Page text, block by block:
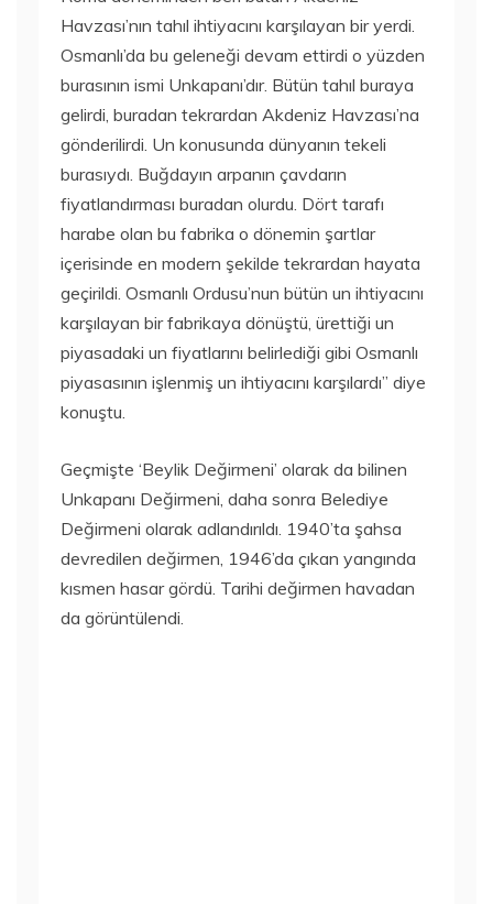
Havzası’nın tahıl ihtiyacını karşılayan bir yerdi.
Osmanlı’da bu geleneği devam ettirdi o yüzden
burasının ismi Unkapanı’dır. Bütün tahıl buraya
gelirdi, buradan tekrardan Akdeniz Havzası’na
gönderilirdi. Un konusunda dünyanın tekeli
burasıydı. Buğdayın arpanın çavdarın
fiyatlandırması buradan olurdu. Dört tarafı
harabe olan bu fabrika o dönemin şartlar
içerisinde en modern şekilde tekrardan hayata
geçirildi. Osmanlı Ordusu’nun bütün un ihtiyacını
karşılayan bir fabrikaya dönüştü, ürettiği un
piyasadaki un fiyatlarını belirlediği gibi Osmanlı
piyasasının işlenmiş un ihtiyacını karşılardı” diye
konuştu.
Geçmişte ‘Beylik Değirmeni’ olarak da bilinen
Unkapanı Değirmeni, daha sonra Belediye
Değirmeni olarak adlandırıldı. 1940’ta şahsa
devredilen değirmen, 1946’da çıkan yangında
kısmen hasar gördü. Tarihi değirmen havadan
da görüntülendi.